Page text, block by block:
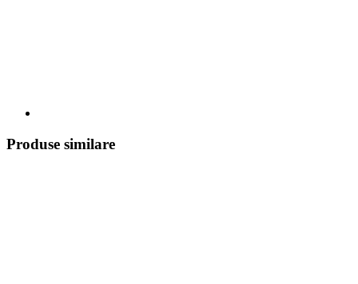
Produse similare